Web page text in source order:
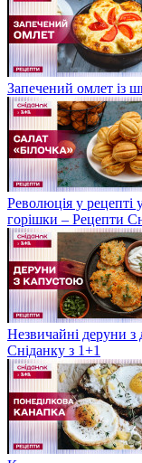
Запечений омлет із
Революція у рецепті
горішки – Рецепти
Незвичайні деруни з
Сніданку з 1+1